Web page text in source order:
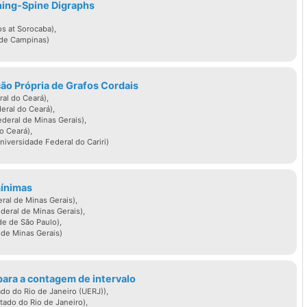
are dominated exactly once, then E’ is called a
talk, we describe results on these three types
The case of weighted domination is also
(UFRJ e UERJ)
em Engenharia Eletrônica pela UFRJ, 1967,
da Computação, pela University of
Inglaterra, 1975. Realizou pós-doutorados na
Berkeley, EUA, 1979-80, na University of
85 e na Université Paris XI, França, !992-
do Instituto de Matemática, Professor
Engenharia de Sistemas da COPPE, e
Spine Digraphs
at Sorocaba),
Campinas)
Própria de Grafos Cordais
do Ceará),
do Ceará),
de Minas Gerais),
Ceará),
Federal do Cariri)
de Minas Gerais),
de Minas Gerais),
de São Paulo),
Minas Gerais)
a contagem de intervalo
do Rio de Janeiro (UERJ)),
do Rio de Janeiro),